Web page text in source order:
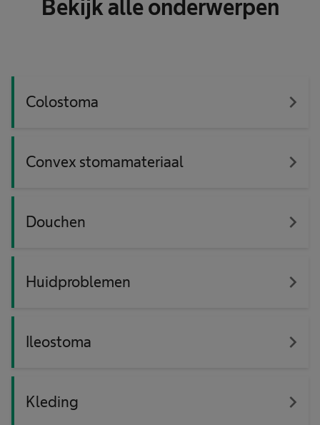
Bekijk alle onderwerpen
Colostoma navigate_next
Convex stomamateriaal navigate_next
Douchen navigate_next
Huidproblemen navigate_next
Ileostoma navigate_next
Kleding navigate_next